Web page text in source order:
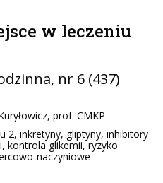
w leczeniu
, nr 6 (437)
prof. CMKP
2, inkretyny, gliptyny, inhibitory
kontrola glikemii, ryzyko
naczyniowe